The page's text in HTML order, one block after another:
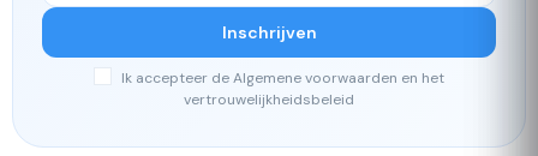
Inschrijven
Ik accepteer de Algemene voorwaarden en het
vertrouwelijkheidsbeleid